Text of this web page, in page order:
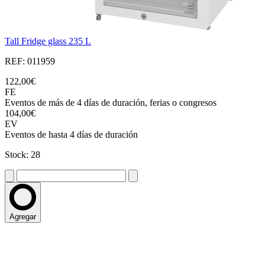
Tall Fridge glass 235 L
REF: 011959
122,00€
FE
Eventos de más de 4 días de duración, ferias o congresos
104,00€
EV
Eventos de hasta 4 días de duración
Stock: 28
Agregar